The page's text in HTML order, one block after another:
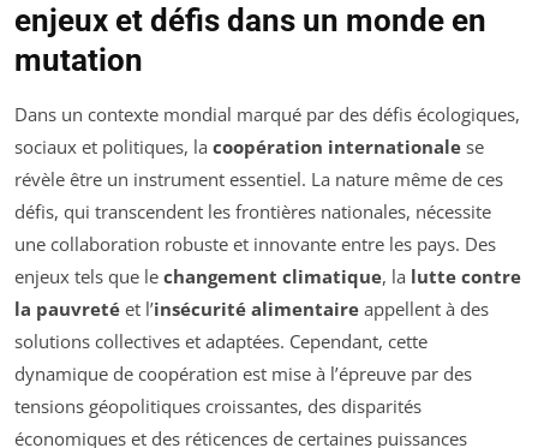
enjeux et défis dans un monde en
mutation
Dans un contexte mondial marqué par des défis écologiques,
sociaux et politiques, la coopération internationale se
révèle être un instrument essentiel. La nature même de ces
défis, qui transcendent les frontières nationales, nécessite
une collaboration robuste et innovante entre les pays. Des
enjeux tels que le changement climatique, la lutte contre
la pauvreté et l’insécurité alimentaire appellent à des
solutions collectives et adaptées. Cependant, cette
dynamique de coopération est mise à l’épreuve par des
tensions géopolitiques croissantes, des disparités
économiques et des réticences de certaines puissances